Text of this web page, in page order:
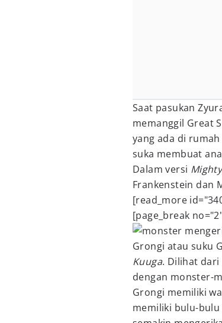
Saat pasukan
memanggil Great
yang ada di
suka membuat
Dalam versi
Frankenstein dan
[read_more
[page_break
Grongi atau suku
Kuuga. Dilihat dari
dengan monster-
Grongi memiliki
memiliki bulu-